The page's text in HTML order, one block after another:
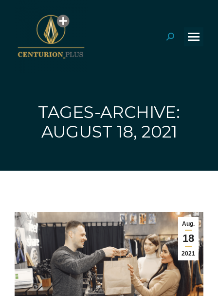
Search:
TAGES-ARCHIVE:
AUGUST 18, 2021
Aug.
18
2021